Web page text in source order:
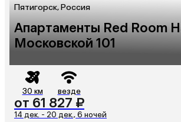
Пятигорск, Россия
Апартаменты Red Room
Московской 101
30 км везде
от 61 827 ₽
14 дек. - 20 дек., 6 ночей